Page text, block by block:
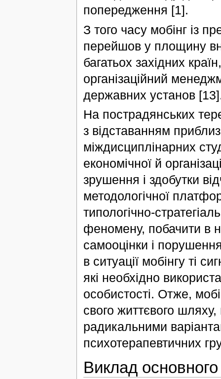
попередження [1].
З того часу мобінг із
перейшов у площину
багатьох західних
організаційний
державних установ
На пострадянських
з відставанням
міждисциплінарних
економічної й
зрушення і здобутки
методологічної
типологічно-
феномену, побачити в
самооцінки і
в ситуації мобінгу ті
які необхідно
особистості. Отже,
свого життєвого
радикальними
психотерапевтичних
Виклад